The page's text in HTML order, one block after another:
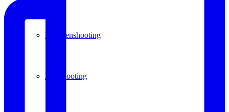
Familienshooting
Paarshooting